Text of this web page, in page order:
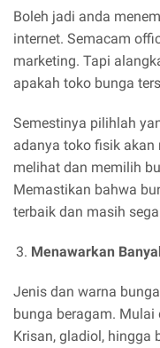
Boleh jadi anda
internet. Semacam
marketing. Tapi
apakah toko bunga
Semestinya pilihlah
adanya toko fisik
melihat dan memilih
Memastikan bahwa
terbaik dan masih
Menawarkan
Jenis dan warna
bunga beragam. Mulai
Krisan, gladiol, hingga